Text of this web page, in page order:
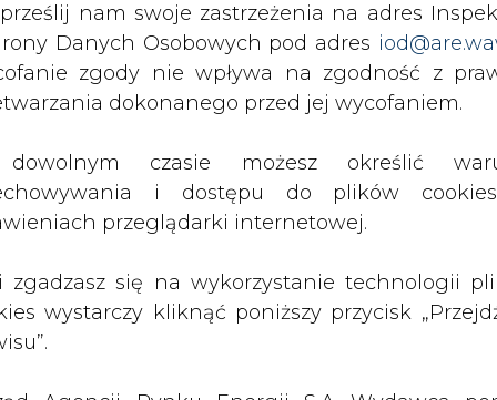
prześlij nam swoje zastrzeżenia na adres
Danych Osobowych pod adres
zgody nie wpływa na zgodność z
dokonanego przed jej wycofaniem.
czasie możesz określić
i dostępu do plików
przeglądarki internetowej.
zgadzasz się na wykorzystanie technologii
wystarczy kliknąć poniższy przycisk
Przesłanie komentarza oznacza akceptację zasad korzystania
z portalu cire.pl
treści marketingowych w postaci newslettera
w Warszawie.